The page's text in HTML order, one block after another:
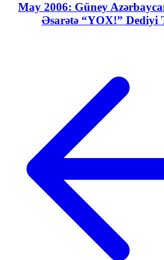
22 May 2006: Güney
Əsarətə “YOX!” Dediyi